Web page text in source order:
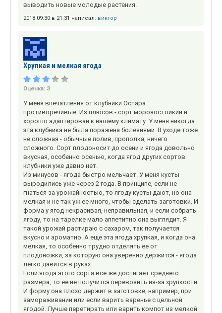
выводить новые молодые растения.
2018.09.30 в 21:31 написал: виктор
Хрупкая и мелкая ягода
Оценка: 3
У меня впечатления от клубники Остара
противоречивые. Из плюсов - сорт морозостойкий и
хорошо адаптирован к нашему климату. У меня никогда
эта клубника не была поражена болезнями. В уходе тоже
не сложная - обычные полив, прополка, ничего
сложного. Сорт плодоносит до осени и ягода довольно
вкусная, особенно осенью, когда ягод других сортов
клубники уже давно нет.
Из минусов - ягода быстро мельчает. У меня кусты
выродились уже через 2 года. В принципе, если не
гнаться за урожайностью, то ягоду кусты дают, но она
мелкая и не так уж ее много, чтобы сделать заготовки. И
форма у ягод некрасивая, неправильная, и если собрать
ягоду, то на тарелке мало аппетитно она выглядит. Я
такой урожай растираю с сахаром, так получается
вкусно и ароматно. А еще эта ягода хрупкая, и когда она
мелкая, то особенно трудно отделять ее от
плодоножки, за которую она уверенно держится - ягода
легко давится в руках.
Если ягода этого сорта все же достигает среднего
размера, то ее не получится перевозить из-за хрупкости.
И форму она плохо держит в заготовке, например, при
замораживании или если варить варенье с цельной
ягодой. Лучше перетирать или варить компот из мелкой